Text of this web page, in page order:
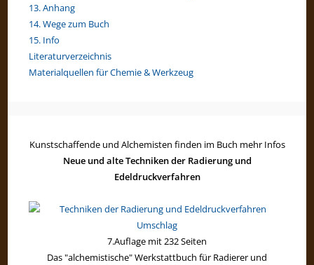
13. Anhang
14. Wege zum Buch
15. Info
Literaturverzeichnis
Materialquellen für Chemie & Werkzeug
Kunstschaffende und Alchemisten finden im Buch mehr Infos
Neue und alte Techniken der Radierung und
Edeldruckverfahren
7.Auflage mit 232 Seiten
Das "alchemistische" Werkstattbuch für Radierer und